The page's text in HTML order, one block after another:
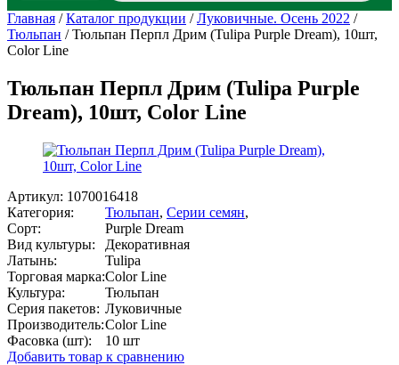
Главная /Каталог продукции /Луковичные. Осень 2022 /
Тюльпан /Тюльпан Перпл Дрим (Tulipa Purple Dream), 10шт,
Color Line
Тюльпан Перпл Дрим (Tulipa Purple
Dream), 10шт, Color Line
Артикул: 1070016418
Категория:
Тюльпан, Серии семян,
Сорт:
Purple Dream
Вид культуры:
Декоративная
Латынь:
Tulipa
Торговая марка:Color Line
Культура:
Тюльпан
Серия пакетов: Луковичные
Производитель:Color Line
Фасовка (шт):
10 шт
Добавить товар к сравнению